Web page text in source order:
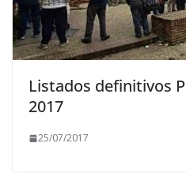
Listados definitivos
2017
25/07/2017